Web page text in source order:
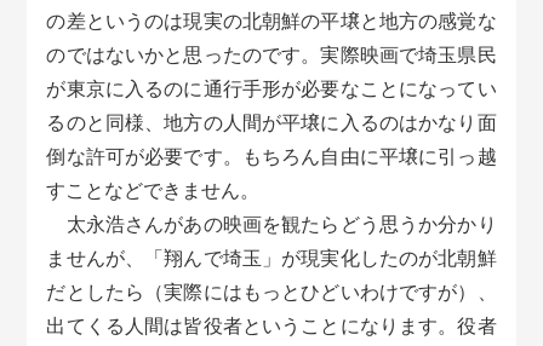
の差というのは現実の北朝鮮の平壌と地方の感覚な
のではないかと思ったのです。実際映画で埼玉県民
が東京に入るのに通行手形が必要なことになってい
るのと同様、地方の人間が平壌に入るのはかなり面
倒な許可が必要です。もちろん自由に平壌に引っ越
すことなどできません。
太永浩さんがあの映画を観たらどう思うか分かり
ませんが、「翔んで埼玉」が現実化したのが北朝鮮
だとしたら（実際にはもっとひどいわけですが）、
出てくる人間は皆役者ということになります。役者